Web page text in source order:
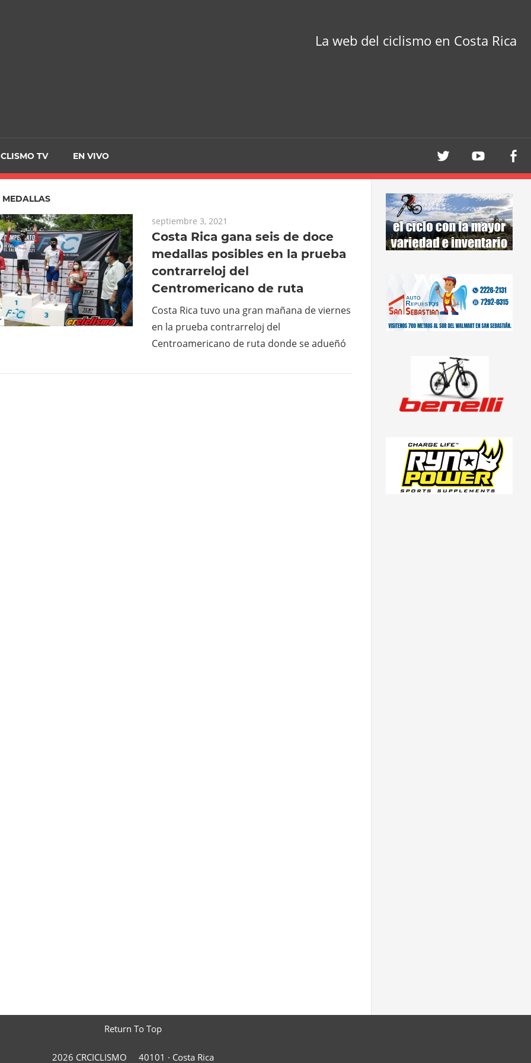
La web del ciclismo en Costa Rica
TV EN VIVO
MEDALLAS
septiembre 3, 2021
Costa Rica gana seis de doce
medallas posibles en la prueba
contrarreloj del
Centromericano de ruta
Costa Rica tuvo una gran mañana de viernes
en la prueba contrarreloj del
Centroamericano de ruta donde se adueñó
Return To Top
2026 CRCICLISMO 40101 · Costa Rica